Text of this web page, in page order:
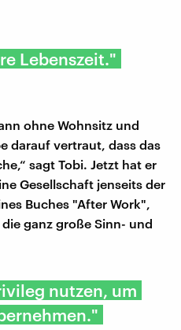
Lebenszeit."
ohne Wohnsitz und
darauf vertraut, dass das
sagt Tobi. Jetzt hat er
Gesellschaft jenseits der
Buches "After Work",
ganz große Sinn- und
nutzen, um